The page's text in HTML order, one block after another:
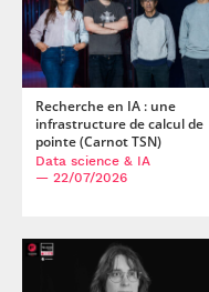
Recherche en IA : une
infrastructure de calcul de
pointe (Carnot TSN)
Data science & IA
— 22/07/2026